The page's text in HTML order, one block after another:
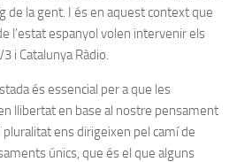
de la gent. I és en aquest context que
l’estat espanyol volen intervenir els
i Catalunya Ràdio.
és essencial per a que les
llibertat en base al nostre pensament
pluralitat ens dirigeixen pel camí de
únics, que és el que alguns